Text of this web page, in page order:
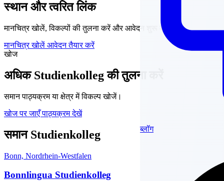
ब्लॉग
स्थान और त्वरित लिंक
मानचित्र खोलें, विकल्पों की तुलना करें और आवेदन शुरू करें।
मानचित्र खोलें आवेदन तैयार करें
खोज
अधिक Studienkolleg की तुलना करें
समान पाठ्यक्रम या क्षेत्र में विकल्प खोजें।
खोज पर जाएँपाठ्यक्रम देखें
समान Studienkolleg
Bonn, Nordrhein-Westfalen
Bonnlingua Studienkolleg